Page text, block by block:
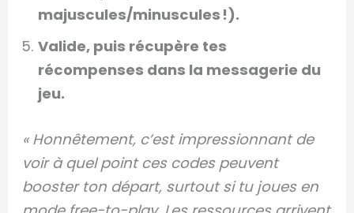
majuscules/minuscules !).
Valide, puis récupère tes
récompenses dans la messagerie du
jeu.
« Honnêtement, c’est impressionnant de
voir à quel point ces codes peuvent
booster ton départ, surtout si tu joues en